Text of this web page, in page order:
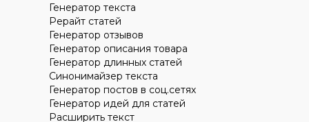
Генератор текста
Рерайт статей
Генератор отзывов
Генератор описания товара
Генератор длинных статей
Синонимайзер текста
Генератор постов в соц.сетях
Генератор идей для статей
Расширить текст